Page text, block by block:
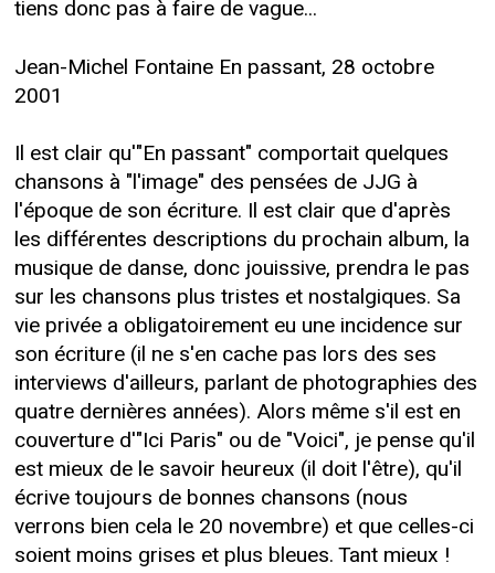
tiens donc pas à faire de vague...
Jean-Michel Fontaine En passant, 28 octobre
2001
Il est clair qu'"En passant" comportait quelques
chansons à "l'image" des pensées de JJG à
l'époque de son écriture. Il est clair que d'après
les différentes descriptions du prochain album, la
musique de danse, donc jouissive, prendra le pas
sur les chansons plus tristes et nostalgiques. Sa
vie privée a obligatoirement eu une incidence sur
son écriture (il ne s'en cache pas lors des ses
interviews d'ailleurs, parlant de photographies des
quatre dernières années). Alors même s'il est en
couverture d'"Ici Paris" ou de "Voici", je pense qu'il
est mieux de le savoir heureux (il doit l'être), qu'il
écrive toujours de bonnes chansons (nous
verrons bien cela le 20 novembre) et que celles-ci
soient moins grises et plus bleues. Tant mieux !